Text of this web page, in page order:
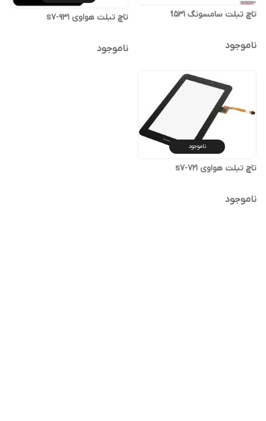
تاچ تبلت سامسونگ t531
ناموجود
تاچ تبلت هواوی s7-931
ناموجود
ناموجود
تاچ تبلت هواوی s7-721
ناموجود